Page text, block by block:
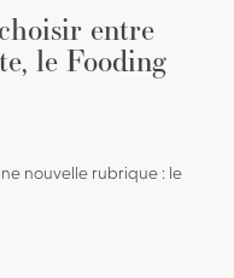
entre
le Fooding
nouvelle rubrique : le